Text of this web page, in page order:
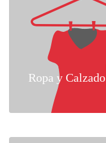
Ropa y Calzado